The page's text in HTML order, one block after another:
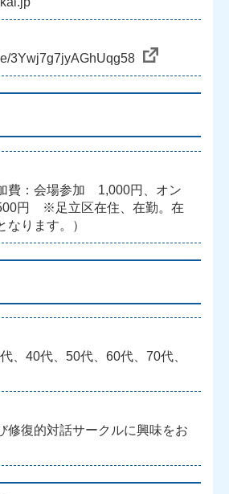
3Ywj7g7jyAGhUqg58
費：会場参加 1,000円、オン
円 ※足立区在住、在勤。在
なります。）
、40代、50代、60代、70代、
修復的対話サークルに興味をお